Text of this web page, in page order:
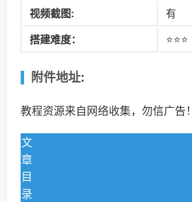
视频截图: 有
搭建难度： ⭐⭐⭐
附件地址:
教程资源来自网络收集，勿信广告！
文
章
目
录